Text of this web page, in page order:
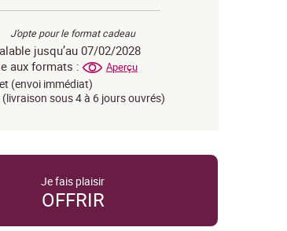
J’opte pour le format cadeau
jusqu’au 07/02/2028
aux formats :
Aperçu
(envoi immédiat)
sous 4 à 6 jours ouvrés)
Je fais plaisir
OFFRIR